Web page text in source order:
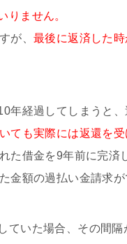
りません。
が、 最後に返済した
年経過してしまうと、
ても実際には返還を受
た借金を9年前に完
金額の過払い金請求が
ていた場合、その間隔